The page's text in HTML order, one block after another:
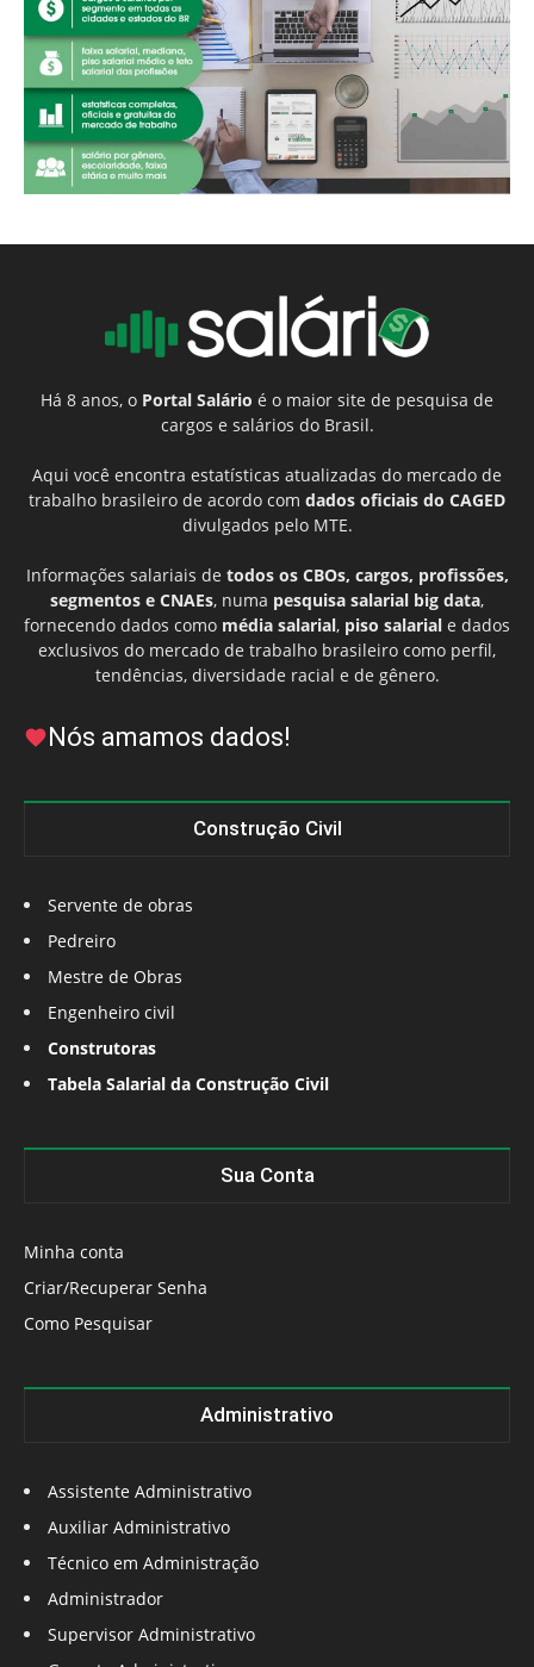
Há 8 anos, o Portal Salário é o maior site de pesquisa de
cargos e salários do Brasil.
Aqui você encontra estatísticas atualizadas do mercado de
trabalho brasileiro de acordo com dados oficiais do CAGED
divulgados pelo MTE.
Informações salariais de todos os CBOs, cargos, profissões,
segmentos e CNAEs, numa pesquisa salarial big data,
fornecendo dados como média salarial, piso salarial e dados
exclusivos do mercado de trabalho brasileiro como perfil,
tendências, diversidade racial e de gênero.
Nós amamos dados!
Construção Civil
Servente de obras
Pedreiro
Mestre de Obras
Engenheiro civil
Construtoras
Tabela Salarial da Construção Civil
Sua Conta
Minha conta
Criar/Recuperar Senha
Como Pesquisar
Administrativo
Assistente Administrativo
Auxiliar Administrativo
Técnico em Administração
Administrador
Supervisor Administrativo